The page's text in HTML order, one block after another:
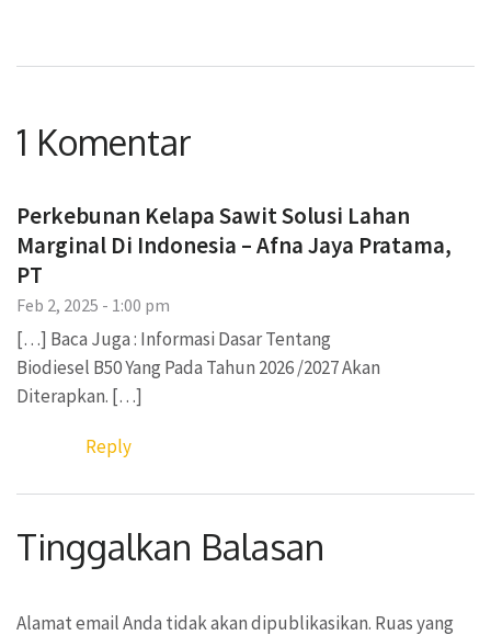
1 Komentar
Perkebunan Kelapa Sawit Solusi Lahan
Marginal Di Indonesia – Afna Jaya Pratama,
PT
Feb 2, 2025 - 1:00 pm
[…] Baca Juga : Informasi Dasar Tentang
Biodiesel B50 Yang Pada Tahun 2026 /2027 Akan
Diterapkan. […]
Reply
Tinggalkan Balasan
Alamat email Anda tidak akan dipublikasikan. Ruas yang